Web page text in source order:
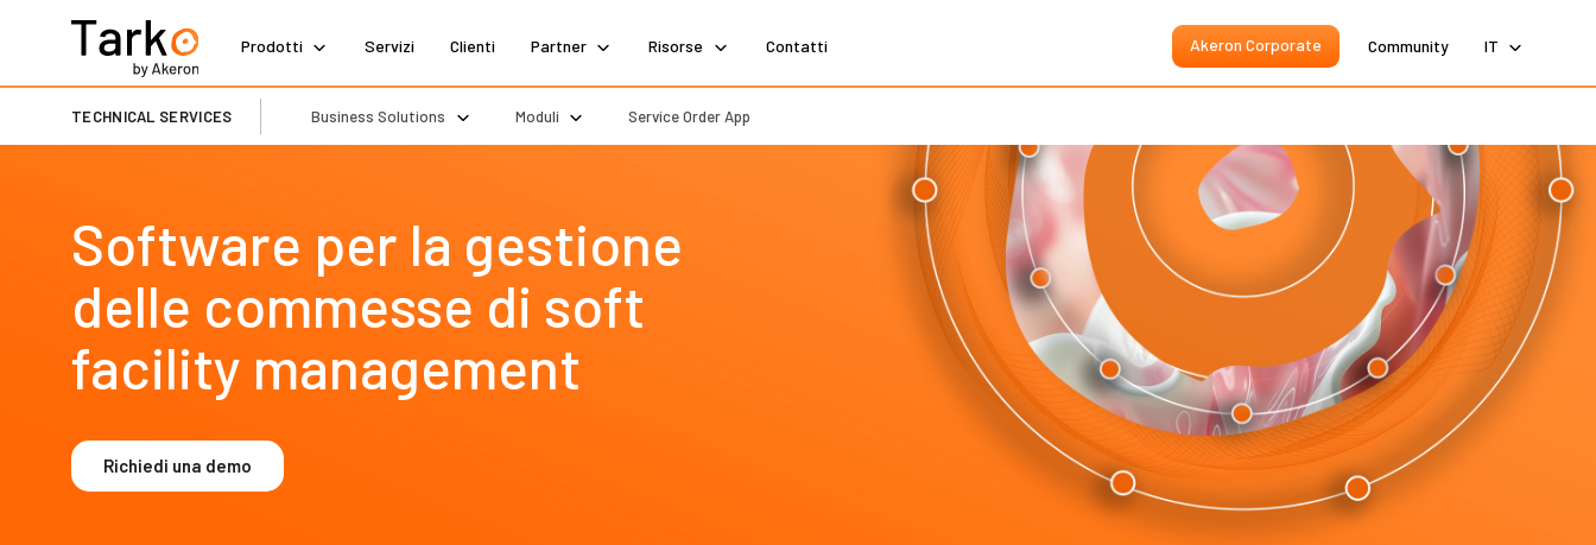
Prodotti Servizi Clienti Partner Risorse Contatti Akeron Corporate Community IT
TECHNICAL SERVICES Business Solutions Moduli Service Order App
Software per la gestione
delle commesse di soft
facility management
Richiedi una demo